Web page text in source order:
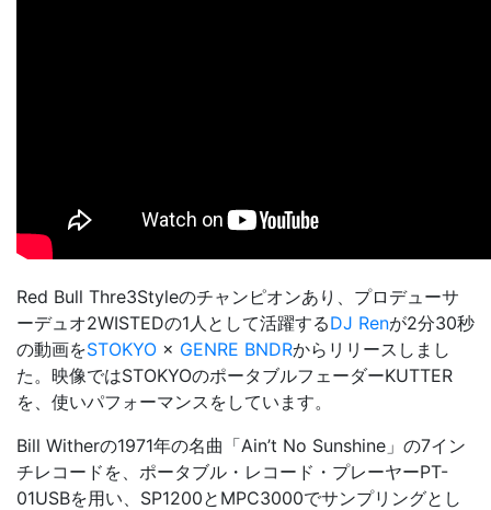
Red Bull Thre3Styleのチャンピオンあり、プロデューサ
ーデュオ2WISTEDの1人として活躍するDJ Renが2分30秒
の動画をSTOKYO × GENRE BNDRからリリースしまし
た。映像ではSTOKYOのポータブルフェーダーKUTTER
を、使いパフォーマンスをしています。
Bill Witherの1971年の名曲「Ain’t No Sunshine」の7イン
チレコードを、ポータブル・レコード・プレーヤーPT-
01USBを用い、SP1200とMPC3000でサンプリングとし